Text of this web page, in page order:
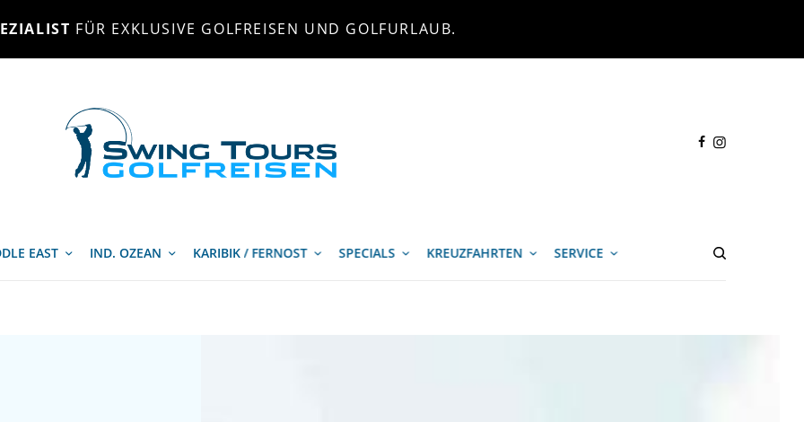
FÜR EXKLUSIVE GOLFREISEN UND GOLFURLAUB.
EAST IND. OZEAN KARIBIK / FERNOST SPECIALS KREUZFAHRTEN SERVICE